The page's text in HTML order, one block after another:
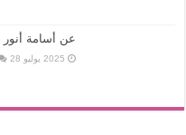
عن أسامة أنور
2025 يوليو 28